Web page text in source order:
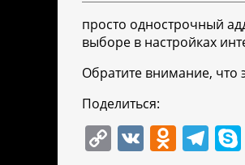
просто однострочный
выборе в настройках
Обратите внимание, что
Поделиться:
C V O T